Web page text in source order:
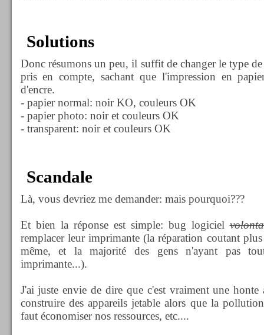
Solutions
Donc résumons un peu, il suffit de changer le type
pris en compte, sachant que l'impression en
d'encre.
- papier normal: noir KO, couleurs OK
- papier photo: noir et couleurs OK
- transparent: noir et couleurs OK
Scandale
Là, vous devriez me demander: mais pourquoi???
Et bien la réponse est simple: bug logiciel
remplacer leur imprimante (la réparation coutant
même, et la majorité des gens n'ayant pas
imprimante...).
J'ai juste envie de dire que c'est vraiment une
construire des appareils jetable alors que la
faut économiser nos ressources, etc....